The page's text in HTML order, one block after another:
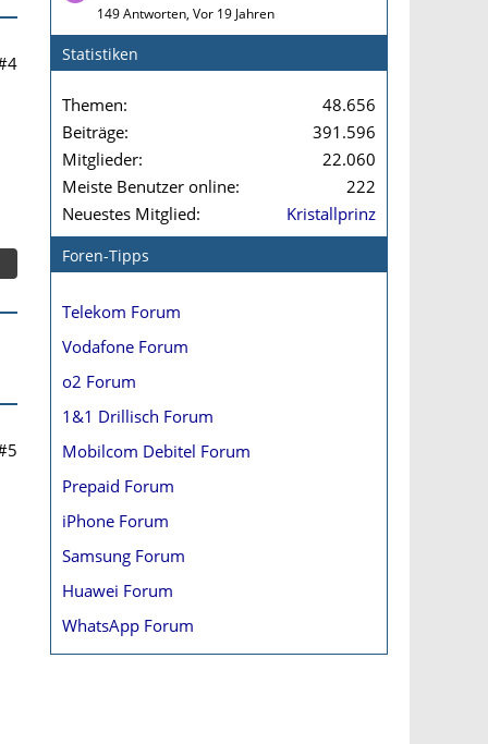
149 Antworten, Vor 19 Jahren
Statistiken
Themen
48.656
Beiträge
391.596
Mitglieder
22.060
Meiste Benutzer online
222
Neuestes Mitglied
Kristallprinz
Foren-Tipps
Telekom Forum
Vodafone Forum
o2 Forum
1&1 Drillisch Forum
Mobilcom Debitel Forum
Prepaid Forum
iPhone Forum
Samsung Forum
Huawei Forum
WhatsApp Forum